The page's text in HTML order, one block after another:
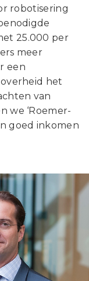
robotisering
25.000 per
meer
een
het
van
we ‘Roemer-
goed inkomen